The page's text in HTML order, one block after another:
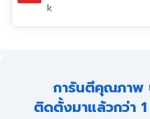
k
การันตีคุณภาพ
ติดตั้งมาแล้วกว่า